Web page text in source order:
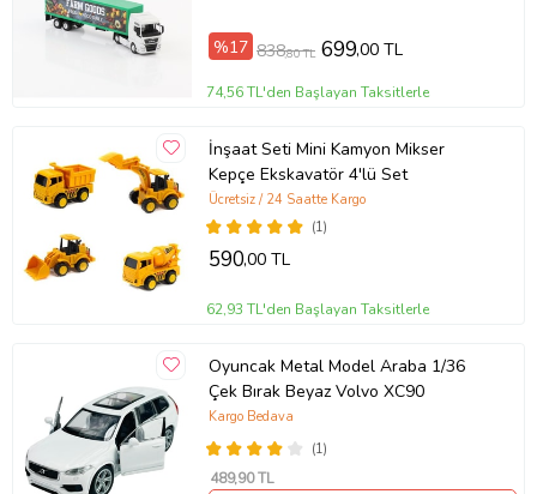
%17 838,80 TL 699,00 TL
74,56 TL'den Başlayan Taksitlerle
İnşaat Seti Mini Kamyon Mikser
Kepçe Ekskavatör 4'lü Set
(1)
Ücretsiz / 24 Saatte Kargo
590,00 TL
62,93 TL'den Başlayan Taksitlerle
Oyuncak Metal Model Araba 1/36
Çek Bırak Beyaz Volvo XC90
(1)
Kargo Bedava
489,90 TL